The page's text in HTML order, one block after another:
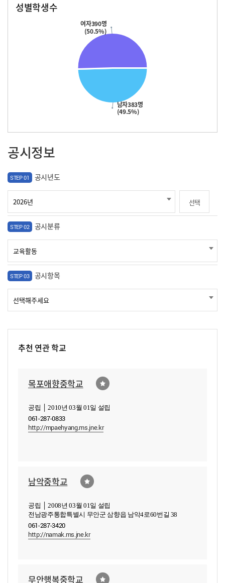
성별학생수
남자383명
(49.5%)
여자390명
(50.5%)
공시정보
STEP 01 공시년도
선택
STEP 02 공시분류
STEP 03 공시항목
추천 연관 학교
목포애향중학교
공립 │ 2010년 03월 01일 설립
061-287-0833
http://mpaehyang.ms.jne.kr
남악중학교
공립 │ 2008년 03월 01일 설립
전남광주통합특별시 무안군 삼향읍 남악4로60번길 38
061-287-3420
http://namak.ms.jne.kr
무안행복중학교